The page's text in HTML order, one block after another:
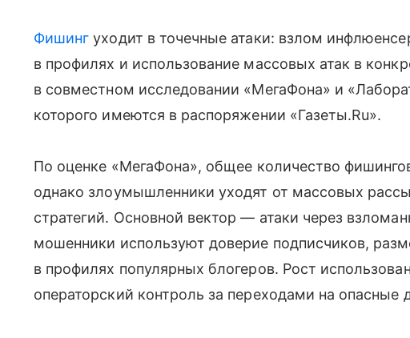
Фишинг уходит в точечные атаки: взлом
в профилях и использование массовых атак в
в совместном исследовании «МегаФона» и
которого имеются в распоряжении «Газеты.Ru».
По оценке «МегаФона», общее количество
однако злоумышленники уходят от массовых
стратегий. Основной вектор — атаки через
мошенники используют доверие подписчиков,
в профилях популярных блогеров. Рост
операторский контроль за переходами на опасные